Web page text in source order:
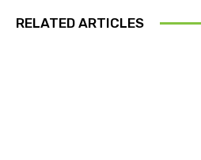
RELATED ARTICLES